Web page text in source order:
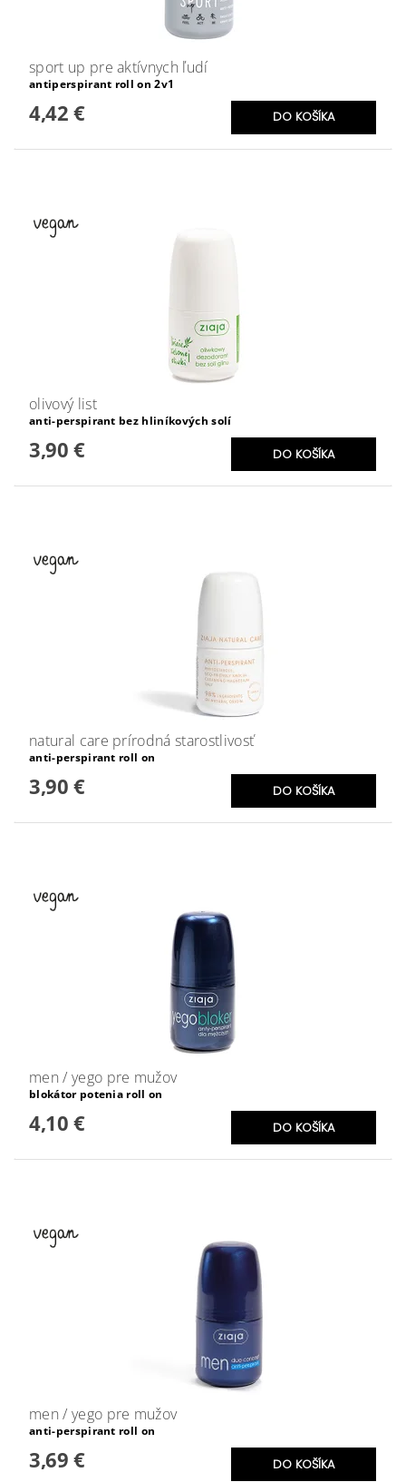
sport up pre aktívnych ľudí
antiperspirant roll on 2v1
4,42 €
olivový list
anti-perspirant bez hliníkových solí
3,90 €
natural care prírodná starostlivosť
anti-perspirant roll on
3,90 €
men / yego pre mužov
blokátor potenia roll on
4,10 €
men / yego pre mužov
anti-perspirant roll on
3,69 €